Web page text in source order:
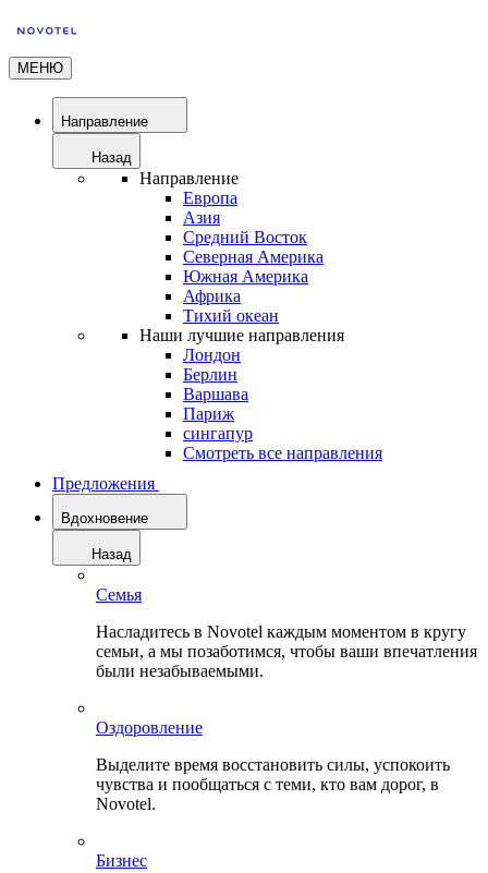
МЕНЮ
Направление
Назад
Направление
Европа
Азия
Средний Восток
Северная Америка
Южная Америка
Африка
Тихий океан
Наши лучшие направления
Лондон
Берлин
Варшава
Париж
сингапур
Смотреть все направления
Предложения
Вдохновение
Назад
Семья
Насладитесь в Novotel каждым моментом в кругу
семьи, а мы позаботимся, чтобы ваши впечатления
были незабываемыми.
Оздоровление
Выделите время восстановить силы, успокоить
чувства и пообщаться с теми, кто вам дорог, в
Novotel.
Бизнес